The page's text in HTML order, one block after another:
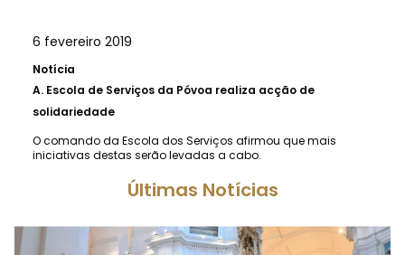
6 fevereiro 2019
Notícia
A. Escola de Serviços da Póvoa realiza acção de
solidariedade
O comando da Escola dos Serviços afirmou que mais
iniciativas destas serão levadas a cabo.
Últimas Notícias